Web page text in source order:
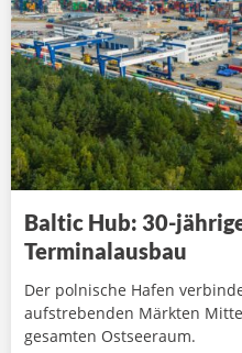
Baltic Hub: 30-
Terminalausbau
Der polnische Hafen
aufstrebenden Märkten
gesamten Ostseeraum.